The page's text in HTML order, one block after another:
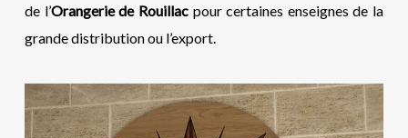
de l’Orangerie de Rouillacpour certaines enseignes de la
grande distribution ou l’export.